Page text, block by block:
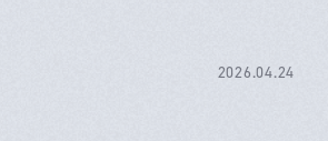
2026.04.24